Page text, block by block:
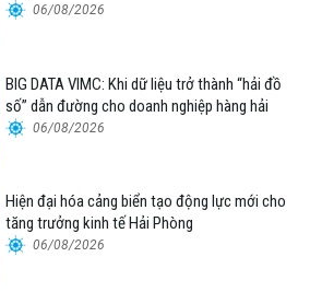
06/08/2026
BIG DATA VIMC: Khi dữ liệu trở thành “hải đồ
số” dẫn đường cho doanh nghiệp hàng hải
06/08/2026
Hiện đại hóa cảng biển tạo động lực mới cho
tăng trưởng kinh tế Hải Phòng
06/08/2026